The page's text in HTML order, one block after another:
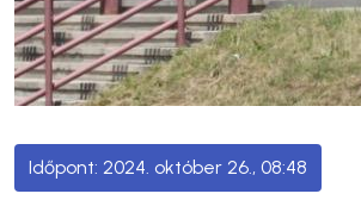
2024. október 26., 08:48